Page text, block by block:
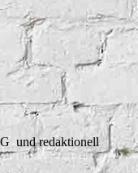
und redaktionell